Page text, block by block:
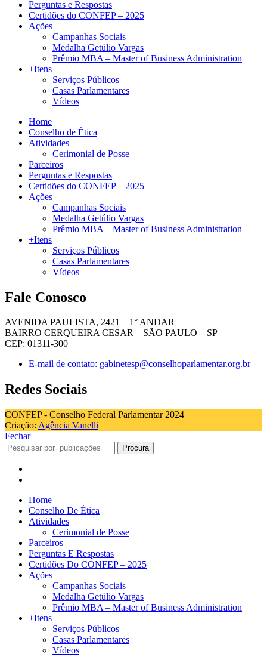
Perguntas e Respostas
Certidões do CONFEP – 2025
Ações
Campanhas Sociais
Medalha Getúlio Vargas
Prêmio MBA – Master of Business Administration
+Itens
Serviços Públicos
Casas Parlamentares
Vídeos
Home
Conselho de Ética
Atividades
Cerimonial de Posse
Parceiros
Perguntas e Respostas
Certidões do CONFEP – 2025
Ações
Campanhas Sociais
Medalha Getúlio Vargas
Prêmio MBA – Master of Business Administration
+Itens
Serviços Públicos
Casas Parlamentares
Vídeos
Fale Conosco
AVENIDA PAULISTA, 2421 – 1° ANDAR
BAIRRO CERQUEIRA CESAR – SÃO PAULO – SP
CEP: 01311-300
E-mail de contato: gabinetesp@conselhoparlamentar.org.br
Redes Sociais
CONFEP - Conselho Federal Parlamentar 2024
Criação: Agência Vanelli
Fechar
Procura
Home
Conselho De Ética
Atividades
Cerimonial de Posse
Parceiros
Perguntas E Respostas
Certidões Do CONFEP – 2025
Ações
Campanhas Sociais
Medalha Getúlio Vargas
Prêmio MBA – Master of Business Administration
+Itens
Serviços Públicos
Casas Parlamentares
Vídeos